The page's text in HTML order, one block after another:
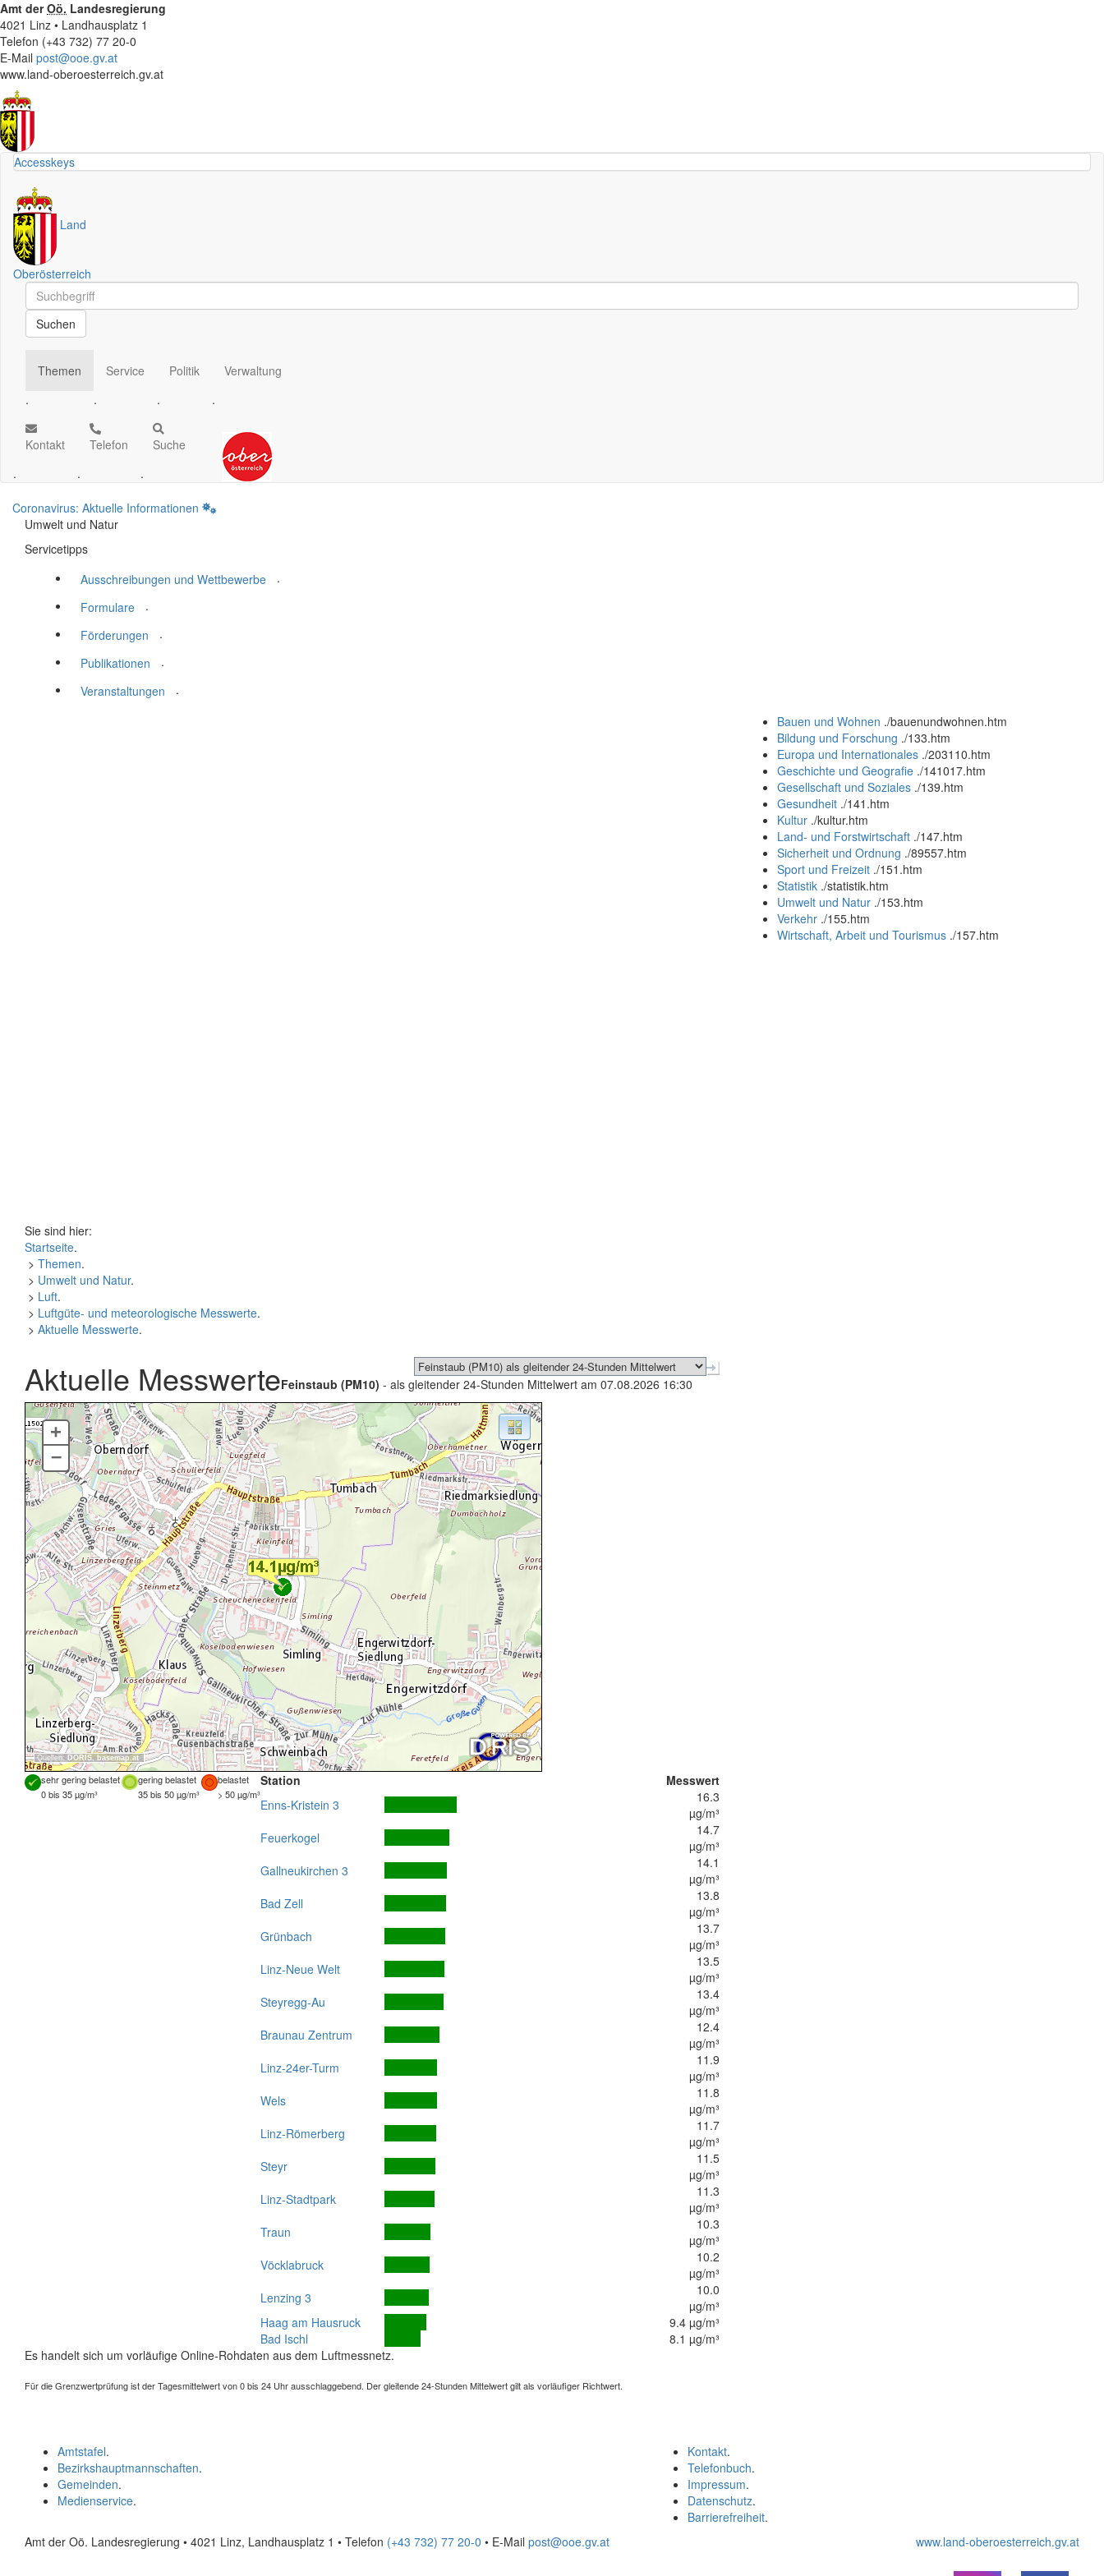
Amt derOö. Landesregierung
4021 Linz • Landhausplatz 1
Telefon (+43 732) 77 20-0
E-Mail post@ooe.gv.at
www.land-oberoesterreich.gv.at
Accesskeys
Land
Oberösterreich
Schnellsuche
Schnellsuche
Suchen
Themen
.
Service
.
Politik
.
Verwaltung
.
Kontakt
.
Telefon
.
Suche
.
Coronavirus: Aktuelle Informationen
Umwelt und Natur
Servicetipps
Ausschreibungen und Wettbewerbe
.
Formulare
.
Förderungen
.
Publikationen
.
Veranstaltungen
.
Bauen und Wohnen ./bauenundwohnen.htm
Bildung und Forschung ./133.htm
Europa und Internationales ./203110.htm
Geschichte und Geografie ./141017.htm
Gesellschaft und Soziales ./139.htm
Gesundheit ./141.htm
Kultur ./kultur.htm
Land- und Forstwirtschaft ./147.htm
Sicherheit und Ordnung ./89557.htm
Sport und Freizeit ./151.htm
Statistik ./statistik.htm
Umwelt und Natur ./153.htm
Verkehr ./155.htm
Wirtschaft, Arbeit und Tourismus ./157.htm
Sie sind hier:
Startseite.
> Themen.
> Umwelt und Natur.
> Luft.
> Luftgüte- und meteorologische Messwerte.
> Aktuelle Messwerte.
Aktuelle MesswerteFeinstaub (PM10) - als gleitender 24-Stunden Mittelwert am 07.08.2026 16:30
Quellen: DORIS, basemap.at
+
–
sehr gering belastet gering belastet
belastet
0 bis 35 µg/m³
35 bis 50 µg/m³ > 50 µg/m³
Station
Messwert
Enns-Kristein 3
16.3
µg/m³
Feuerkogel
14.7
µg/m³
Gallneukirchen 3
14.1
µg/m³
Bad Zell
13.8
µg/m³
Grünbach
13.7
µg/m³
Linz-Neue Welt
13.5
µg/m³
Steyregg-Au
13.4
µg/m³
Braunau Zentrum
12.4
µg/m³
Linz-24er-Turm
11.9
µg/m³
Wels
11.8
µg/m³
Linz-Römerberg
11.7
µg/m³
Steyr
11.5
µg/m³
Linz-Stadtpark
11.3
µg/m³
Traun
10.3
µg/m³
Vöcklabruck
10.2
µg/m³
Lenzing 3
10.0
µg/m³
Haag am Hausruck
9.4 µg/m³
Bad Ischl
8.1 µg/m³
Es handelt sich um vorläufige Online-Rohdaten aus dem Luftmessnetz.
Für die Grenzwertprüfung ist der Tagesmittelwert von 0 bis 24 Uhr ausschlaggebend. Der gleitende 24-Stunden Mittelwert gilt als vorläufiger Richtwert.
Kontakt.
Telefonbuch.
Impressum.
Datenschutz.
Barrierefreiheit.
Amtstafel.
Bezirkshauptmannschaften.
Gemeinden.
Medienservice.
Amt der Oö. Landesregierung • 4021 Linz, Landhausplatz 1 • Telefon (+43 732) 77 20-0 • E-Mail post@ooe.gv.at www.land-oberoesterreich.gv.at